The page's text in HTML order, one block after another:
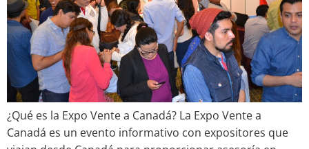
¿Qué es la Expo Vente a Canadá? La Expo Vente a
Canadá es un evento informativo con expositores que